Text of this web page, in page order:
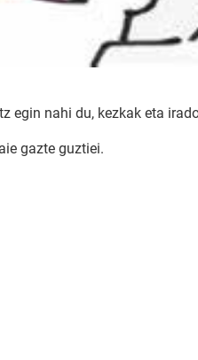
egin nahi du, kezkak eta
gazte guztiei.